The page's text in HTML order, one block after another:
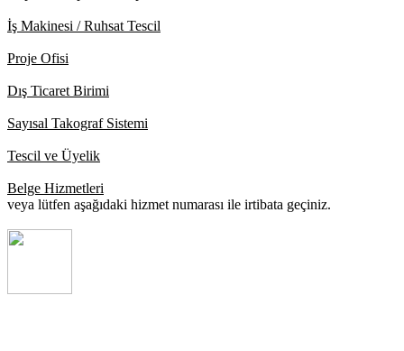
İş Makinesi / Ruhsat Tescil
Proje Ofisi
Dış Ticaret Birimi
Sayısal Takograf Sistemi
Tescil ve Üyelik
Belge Hizmetleri
veya lütfen aşağıdaki hizmet numarası ile irtibata geçiniz.